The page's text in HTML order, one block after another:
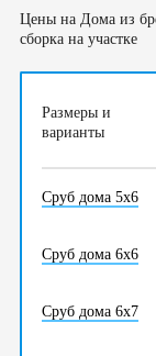
Цены на Дома из
сборка на участке
Размеры и
варианты
Сруб дома 5х6
Сруб дома 6х6
Сруб дома 6х7